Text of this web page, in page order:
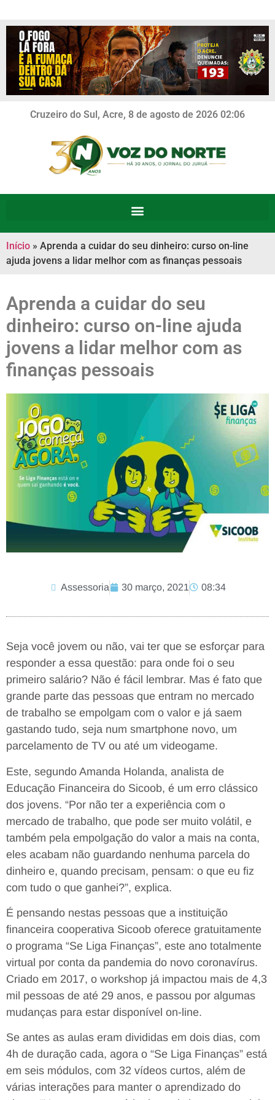
Cruzeiro do Sul, Acre, 8 de agosto de 2026 02:06
Início » Aprenda a cuidar do seu dinheiro: curso on-line
ajuda jovens a lidar melhor com as finanças pessoais
Aprenda a cuidar do seu
dinheiro: curso on-line ajuda
jovens a lidar melhor com as
finanças pessoais
Assessoria 30 março, 2021 08:34
Seja você jovem ou não, vai ter que se esforçar para
responder a essa questão: para onde foi o seu
primeiro salário? Não é fácil lembrar. Mas é fato que
grande parte das pessoas que entram no mercado
de trabalho se empolgam com o valor e já saem
gastando tudo, seja num smartphone novo, um
parcelamento de TV ou até um videogame.
Este, segundo Amanda Holanda, analista de
Educação Financeira do Sicoob, é um erro clássico
dos jovens. “Por não ter a experiência com o
mercado de trabalho, que pode ser muito volátil, e
também pela empolgação do valor a mais na conta,
eles acabam não guardando nenhuma parcela do
dinheiro e, quando precisam, pensam: o que eu fiz
com tudo o que ganhei?”, explica.
É pensando nestas pessoas que a instituição
financeira cooperativa Sicoob oferece gratuitamente
o programa “Se Liga Finanças”, este ano totalmente
virtual por conta da pandemia do novo coronavírus.
Criado em 2017, o workshop já impactou mais de 4,3
mil pessoas de até 29 anos, e passou por algumas
mudanças para estar disponível on-line.
Se antes as aulas eram divididas em dois dias, com
4h de duração cada, agora o “Se Liga Finanças” está
em seis módulos, com 32 vídeos curtos, além de
várias interações para manter o aprendizado do